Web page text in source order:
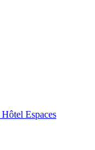
Hôtel Espaces